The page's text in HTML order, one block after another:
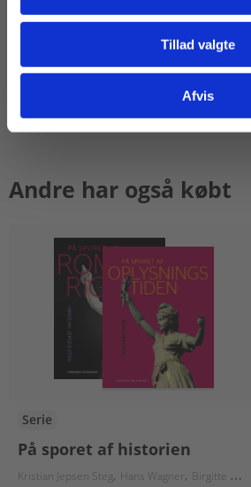
Tillad valgte
Afvis
Andre har også købt
Serie
På sporet af historien
Kristian Jepsen Steg Hans Wagner Birgitte Herløv
Gå til praxisOnline